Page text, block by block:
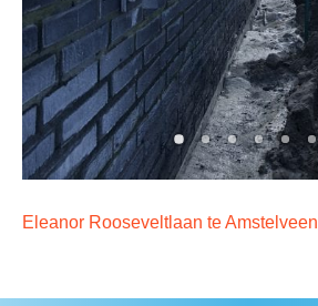
Eleanor Rooseveltlaan te Amstelveen